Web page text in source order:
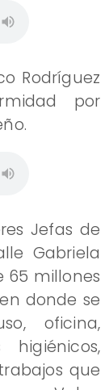
Rodríguez
por
Jefas de
Gabriela
65 millones
donde se
oficina,
que